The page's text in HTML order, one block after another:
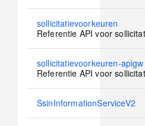
No
new
sollicitatievoorkeuren
Referentie API voor
No
new
sollicitatievoorkeuren-apigw
Referentie API voor
No
SsinInformationServiceV2